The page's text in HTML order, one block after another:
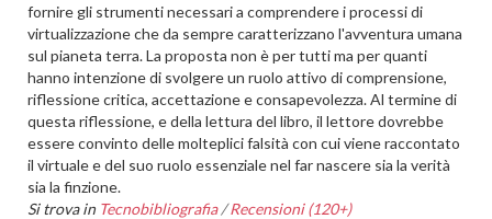
fornire gli strumenti necessari a comprendere i processi di
virtualizzazione che da sempre caratterizzano l'avventura umana
sul pianeta terra. La proposta non è per tutti ma per quanti
hanno intenzione di svolgere un ruolo attivo di comprensione,
riflessione critica, accettazione e consapevolezza. Al termine di
questa riflessione, e della lettura del libro, il lettore dovrebbe
essere convinto delle molteplici falsità con cui viene raccontato
il virtuale e del suo ruolo essenziale nel far nascere sia la verità
sia la finzione.
Si trova in Tecnobibliografia /Recensioni (120+)